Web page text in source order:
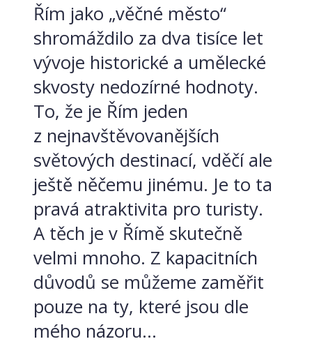
Řím jako „věčné město“
shromáždilo za dva tisíce let
vývoje historické a umělecké
skvosty nedozírné hodnoty.
To, že je Řím jeden
z nejnavštěvovanějších
světových destinací, vděčí ale
ještě něčemu jinému. Je to ta
pravá atraktivita pro turisty.
A těch je v Římě skutečně
velmi mnoho. Z kapacitních
důvodů se můžeme zaměřit
pouze na ty, které jsou dle
mého názoru...